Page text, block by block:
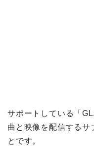
サポートしている「
曲と映像を配信するサ
とです。